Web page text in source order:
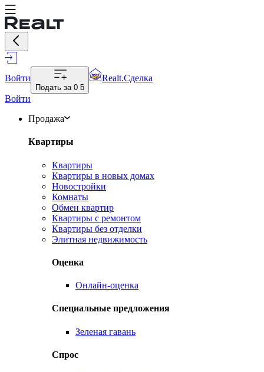
Войти
Подать за 0 ƃ
Realt.Сделка
Войти
Продажа
Квартиры
Квартиры
Квартиры в новых домах
Новостройки
Комнаты
Обмен квартир
Квартиры с ремонтом
Квартиры без отделки
Элитная недвижимость
Оценка
Онлайн-оценка
Специальные предложения
Зеленая гавань
Спрос